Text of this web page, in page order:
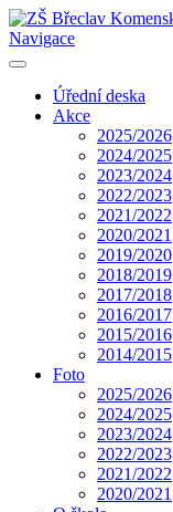
Navigace
Úřední deska
Akce
2025/2026
2024/2025
2023/2024
2022/2023
2021/2022
2020/2021
2019/2020
2018/2019
2017/2018
2016/2017
2015/2016
2014/2015
Foto
2025/2026
2024/2025
2023/2024
2022/2023
2021/2022
2020/2021